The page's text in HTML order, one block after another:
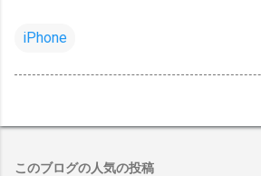
iPhone
このブログの人気の投稿